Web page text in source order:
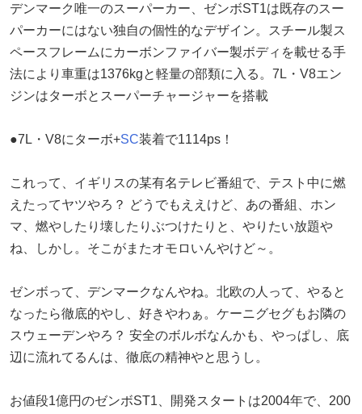
デンマーク唯一のスーパーカー、ゼンボST1は既存のスー
パーカーにはない独自の個性的なデザイン。スチール製ス
ペースフレームにカーボンファイバー製ボディを載せる手
法により車重は1376kgと軽量の部類に入る。7L・V8エン
ジンはターボとスーパーチャージャーを搭載
●7L・V8にターボ+SC装着で1114ps！
これって、イギリスの某有名テレビ番組で、テスト中に燃
えたってヤツやろ？ どうでもええけど、あの番組、ホン
マ、燃やしたり壊したりぶつけたりと、やりたい放題や
ね、しかし。そこがまたオモロいんやけど～。
ゼンボって、デンマークなんやね。北欧の人って、やると
なったら徹底的やし、好きやわぁ。ケーニグセグもお隣の
スウェーデンやろ？ 安全のボルボなんかも、やっぱし、底
辺に流れてるんは、徹底の精神やと思うし。
お値段1億円のゼンボST1、開発スタートは2004年で、200